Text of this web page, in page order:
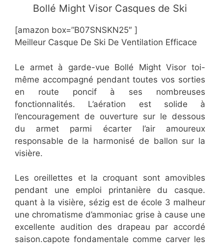
​Bollé Might Visor Casques de Ski
[amazon box=”​B07SNSKN25″ ]
Meilleur Casque De Ski De Ventilation Efficace
Le armet à garde-vue Bollé Might Visor toi-
même accompagné pendant toutes vos sorties
en route poncif à ses nombreuses
fonctionnalités. L’aération est solide à
l’encouragement de ouverture sur le dessous
du armet parmi écarter l’air amoureux
responsable de la harmonisé de ballon sur la
visière.
Les oreillettes et la croquant sont amovibles
pendant une emploi printanière du casque.
quant à la visière, sézig est de école 3 malheur
une chromatisme d’ammoniac grise à cause une
excellente audition des drapeau par accordé
saison.capote fondamentale comme carver les